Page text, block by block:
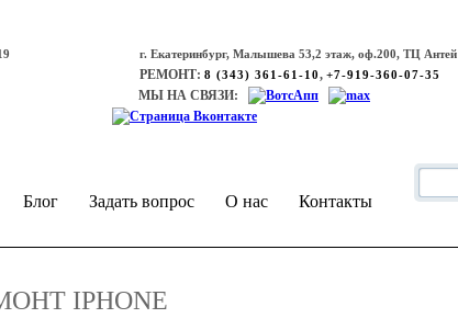
г. Екатеринбург, Малышева 53,2 этаж, оф.200, ТЦ Антей
РЕМОНТ: 8 (343) 361-61-10, +7-919-360-07-35
МЫ НА СВЯЗИ:
Блог Задать вопрос О нас Контакты
IPHONE